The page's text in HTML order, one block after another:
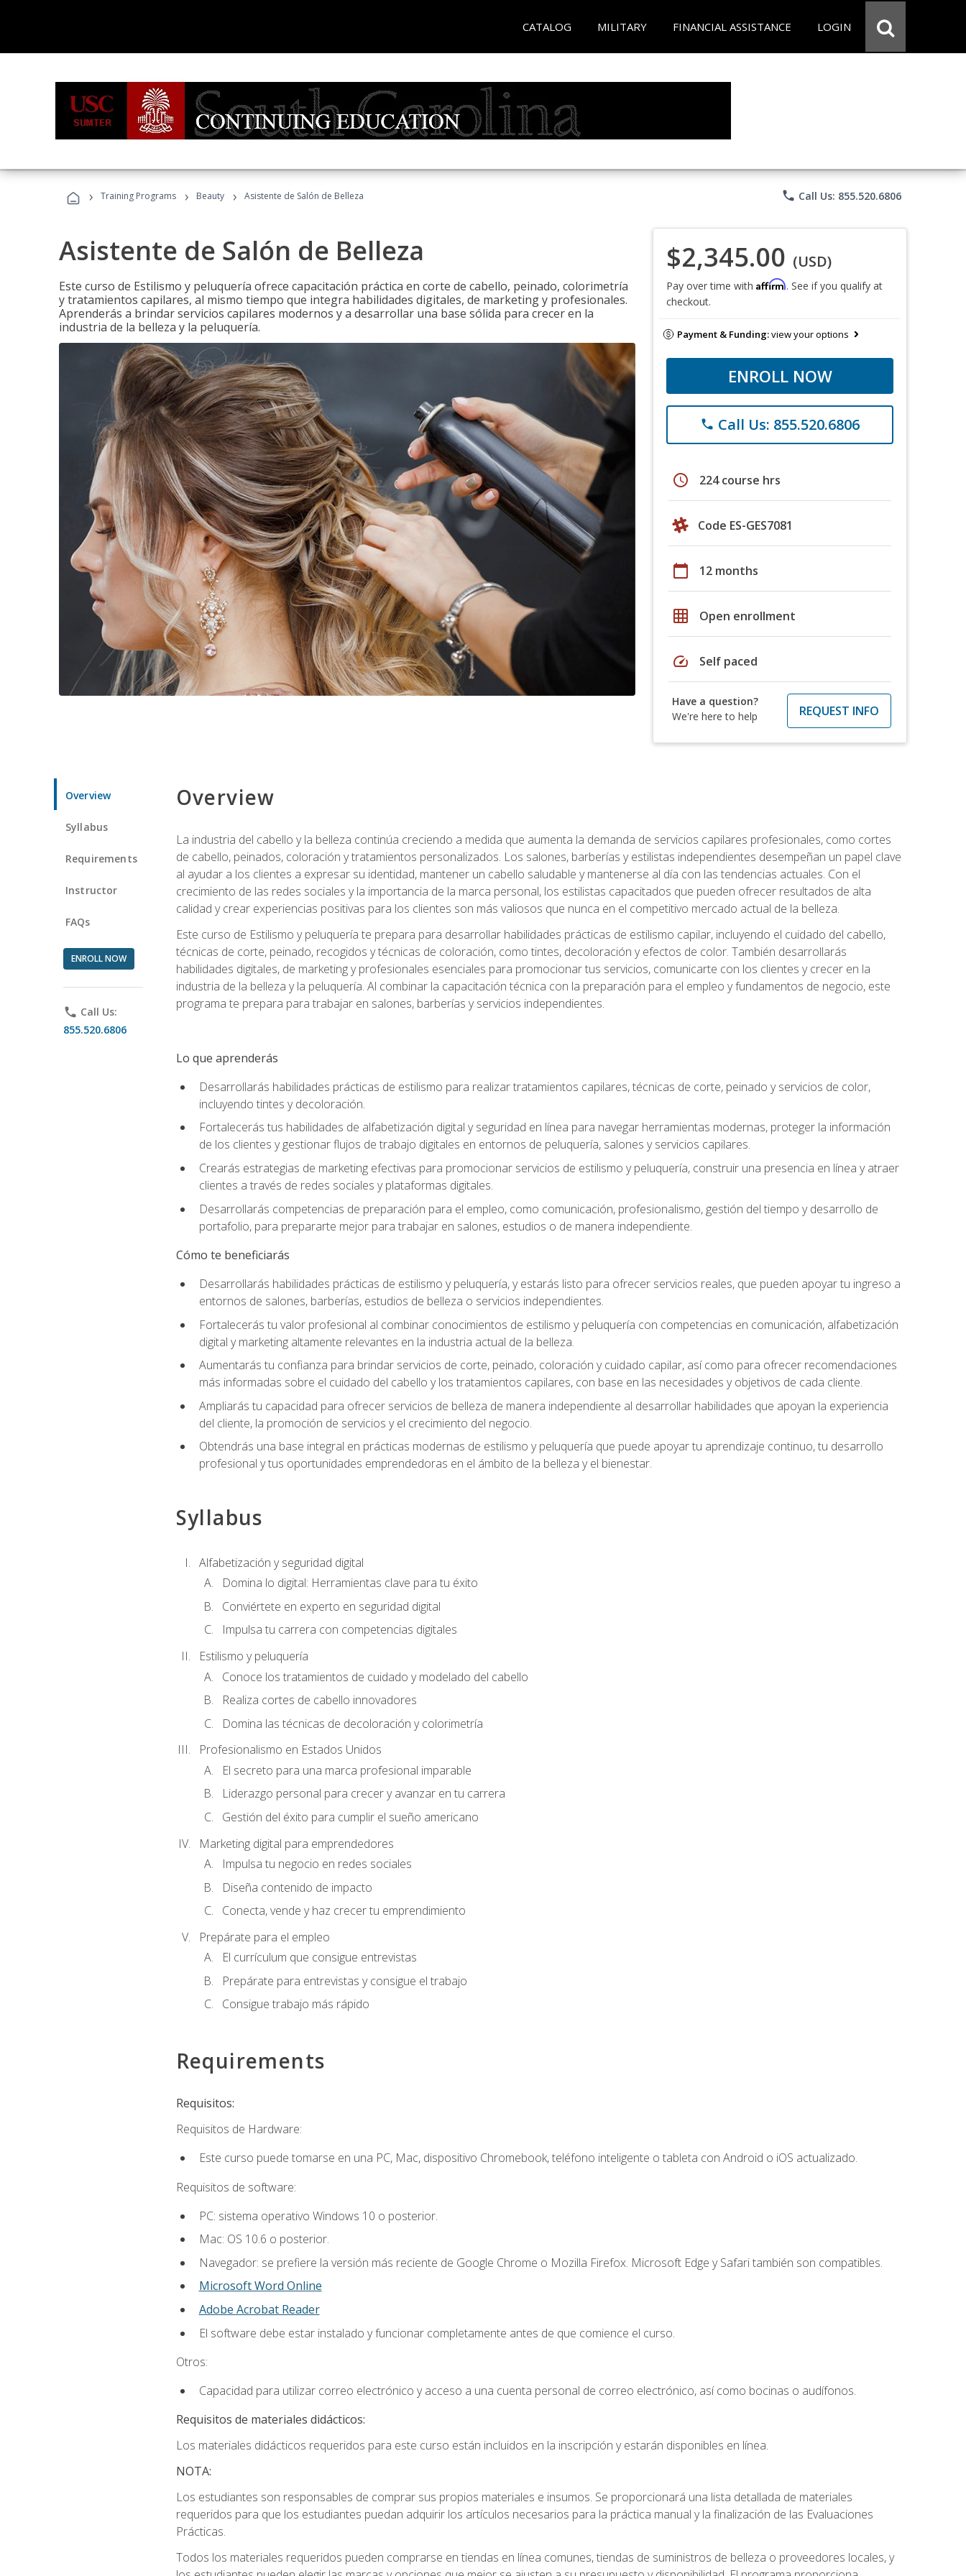
CATALOG MILITARY FINANCIAL ASSISTANCE LOGIN
› Training Programs › Beauty › Asistente de Salón de Belleza phone Call Us: 855.520.6806
Asistente de Salón de Belleza
Este curso de Estilismo y peluquería ofrece capacitación práctica en corte de cabello, peinado, colorimetría
y tratamientos capilares, al mismo tiempo que integra habilidades digitales, de marketing y profesionales.
Aprenderás a brindar servicios capilares modernos y a desarrollar una base sólida para crecer en la
industria de la belleza y la peluquería.
$2,345.00 (USD)
Pay over time with Affirm. See if you qualify at
checkout.
Payment & Funding:view your options
ENROLL NOW
phone Call Us: 855.520.6806
schedule 224 course hrs
Code ES-GES7081
calendar_today 12 months
grid_on Open enrollment
speed Self paced
Have a question?
We're here to help
REQUEST INFO
Overview
Syllabus
Requirements
Instructor
FAQs
ENROLL NOW
phone Call Us:
855.520.6806
Overview
La industria del cabello y la belleza continúa creciendo a medida que aumenta la demanda de servicios capilares profesionales, como cortes
de cabello, peinados, coloración y tratamientos personalizados. Los salones, barberías y estilistas independientes desempeñan un papel clave
al ayudar a los clientes a expresar su identidad, mantener un cabello saludable y mantenerse al día con las tendencias actuales. Con el
crecimiento de las redes sociales y la importancia de la marca personal, los estilistas capacitados que pueden ofrecer resultados de alta
calidad y crear experiencias positivas para los clientes son más valiosos que nunca en el competitivo mercado actual de la belleza.
Este curso de Estilismo y peluquería te prepara para desarrollar habilidades prácticas de estilismo capilar, incluyendo el cuidado del cabello,
técnicas de corte, peinado, recogidos y técnicas de coloración, como tintes, decoloración y efectos de color. También desarrollarás
habilidades digitales, de marketing y profesionales esenciales para promocionar tus servicios, comunicarte con los clientes y crecer en la
industria de la belleza y la peluquería. Al combinar la capacitación técnica con la preparación para el empleo y fundamentos de negocio, este
programa te prepara para trabajar en salones, barberías y servicios independientes.
Lo que aprenderás
Desarrollarás habilidades prácticas de estilismo para realizar tratamientos capilares, técnicas de corte, peinado y servicios de color,
incluyendo tintes y decoloración.
Fortalecerás tus habilidades de alfabetización digital y seguridad en línea para navegar herramientas modernas, proteger la información
de los clientes y gestionar flujos de trabajo digitales en entornos de peluquería, salones y servicios capilares.
Crearás estrategias de marketing efectivas para promocionar servicios de estilismo y peluquería, construir una presencia en línea y atraer
clientes a través de redes sociales y plataformas digitales.
Desarrollarás competencias de preparación para el empleo, como comunicación, profesionalismo, gestión del tiempo y desarrollo de
portafolio, para prepararte mejor para trabajar en salones, estudios o de manera independiente.
Cómo te beneficiarás
Desarrollarás habilidades prácticas de estilismo y peluquería, y estarás listo para ofrecer servicios reales, que pueden apoyar tu ingreso a
entornos de salones, barberías, estudios de belleza o servicios independientes.
Fortalecerás tu valor profesional al combinar conocimientos de estilismo y peluquería con competencias en comunicación, alfabetización
digital y marketing altamente relevantes en la industria actual de la belleza.
Aumentarás tu confianza para brindar servicios de corte, peinado, coloración y cuidado capilar, así como para ofrecer recomendaciones
más informadas sobre el cuidado del cabello y los tratamientos capilares, con base en las necesidades y objetivos de cada cliente.
Ampliarás tu capacidad para ofrecer servicios de belleza de manera independiente al desarrollar habilidades que apoyan la experiencia
del cliente, la promoción de servicios y el crecimiento del negocio.
Obtendrás una base integral en prácticas modernas de estilismo y peluquería que puede apoyar tu aprendizaje continuo, tu desarrollo
profesional y tus oportunidades emprendedoras en el ámbito de la belleza y el bienestar.
Syllabus
Alfabetización y seguridad digital
Domina lo digital: Herramientas clave para tu éxito
Conviértete en experto en seguridad digital
Impulsa tu carrera con competencias digitales
Estilismo y peluquería
Conoce los tratamientos de cuidado y modelado del cabello
Realiza cortes de cabello innovadores
Domina las técnicas de decoloración y colorimetría
Profesionalismo en Estados Unidos
El secreto para una marca profesional imparable
Liderazgo personal para crecer y avanzar en tu carrera
Gestión del éxito para cumplir el sueño americano
Marketing digital para emprendedores
Impulsa tu negocio en redes sociales
Diseña contenido de impacto
Conecta, vende y haz crecer tu emprendimiento
Prepárate para el empleo
El currículum que consigue entrevistas
Prepárate para entrevistas y consigue el trabajo
Consigue trabajo más rápido
Requirements
Requisitos:
Requisitos de Hardware:
Este curso puede tomarse en una PC, Mac, dispositivo Chromebook, teléfono inteligente o tableta con Android o iOS actualizado.
Requisitos de software:
PC: sistema operativo Windows 10 o posterior.
Mac: OS 10.6 o posterior.
Navegador: se prefiere la versión más reciente de Google Chrome o Mozilla Firefox. Microsoft Edge y Safari también son compatibles.
Microsoft Word Online
Adobe Acrobat Reader
El software debe estar instalado y funcionar completamente antes de que comience el curso.
Otros:
Capacidad para utilizar correo electrónico y acceso a una cuenta personal de correo electrónico, así como bocinas o audífonos.
Requisitos de materiales didácticos:
Los materiales didácticos requeridos para este curso están incluidos en la inscripción y estarán disponibles en línea.
NOTA:
Los estudiantes son responsables de comprar sus propios materiales e insumos. Se proporcionará una lista detallada de materiales
requeridos para que los estudiantes puedan adquirir los artículos necesarios para la práctica manual y la finalización de las Evaluaciones
Prácticas.
Todos los materiales requeridos pueden comprarse en tiendas en línea comunes, tiendas de suministros de belleza o proveedores locales, y